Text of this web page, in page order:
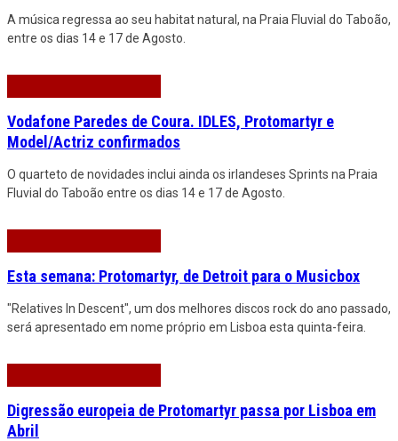
A música regressa ao seu habitat natural, na Praia Fluvial do Taboão,
entre os dias 14 e 17 de Agosto.
Vodafone Paredes de Coura. IDLES, Protomartyr e
Model/Actriz confirmados
O quarteto de novidades inclui ainda os irlandeses Sprints na Praia
Fluvial do Taboão entre os dias 14 e 17 de Agosto.
Esta semana: Protomartyr, de Detroit para o Musicbox
"Relatives In Descent", um dos melhores discos rock do ano passado,
será apresentado em nome próprio em Lisboa esta quinta-feira.
Digressão europeia de Protomartyr passa por Lisboa em
Abril